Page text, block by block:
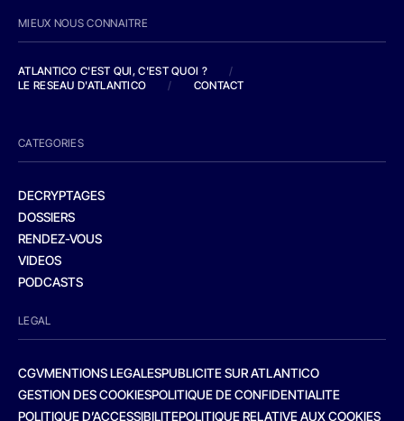
MIEUX NOUS CONNAITRE
ATLANTICO C'EST QUI, C'EST QUOI ?
/
LE RESEAU D'ATLANTICO
/ CONTACT
CATEGORIES
DECRYPTAGES
DOSSIERS
RENDEZ-VOUS
VIDEOS
PODCASTS
LEGAL
CGVMENTIONS LEGALESPUBLICITE SUR ATLANTICO
GESTION DES COOKIESPOLITIQUE DE CONFIDENTIALITE
POLITIQUE D’ACCESSIBILITEPOLITIQUE RELATIVE AUX COOKIES